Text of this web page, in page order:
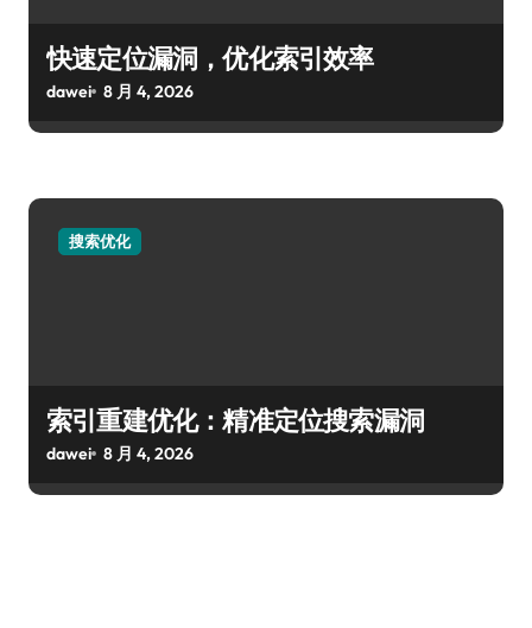
快速定位漏洞，优化索引效率
dawei 8 月 4, 2026
搜索优化
索引重建优化：精准定位搜索漏洞
dawei 8 月 4, 2026